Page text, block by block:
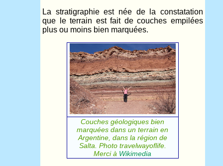
La stratigraphie est née de la constatation
que le terrain est fait de couches empilées
plus ou moins bien marquées.
Couches géologiques bien
marquées dans un terrain en
Argentine, dans la région de
Salta. Photo travelwayoflife.
Merci à Wikimedia